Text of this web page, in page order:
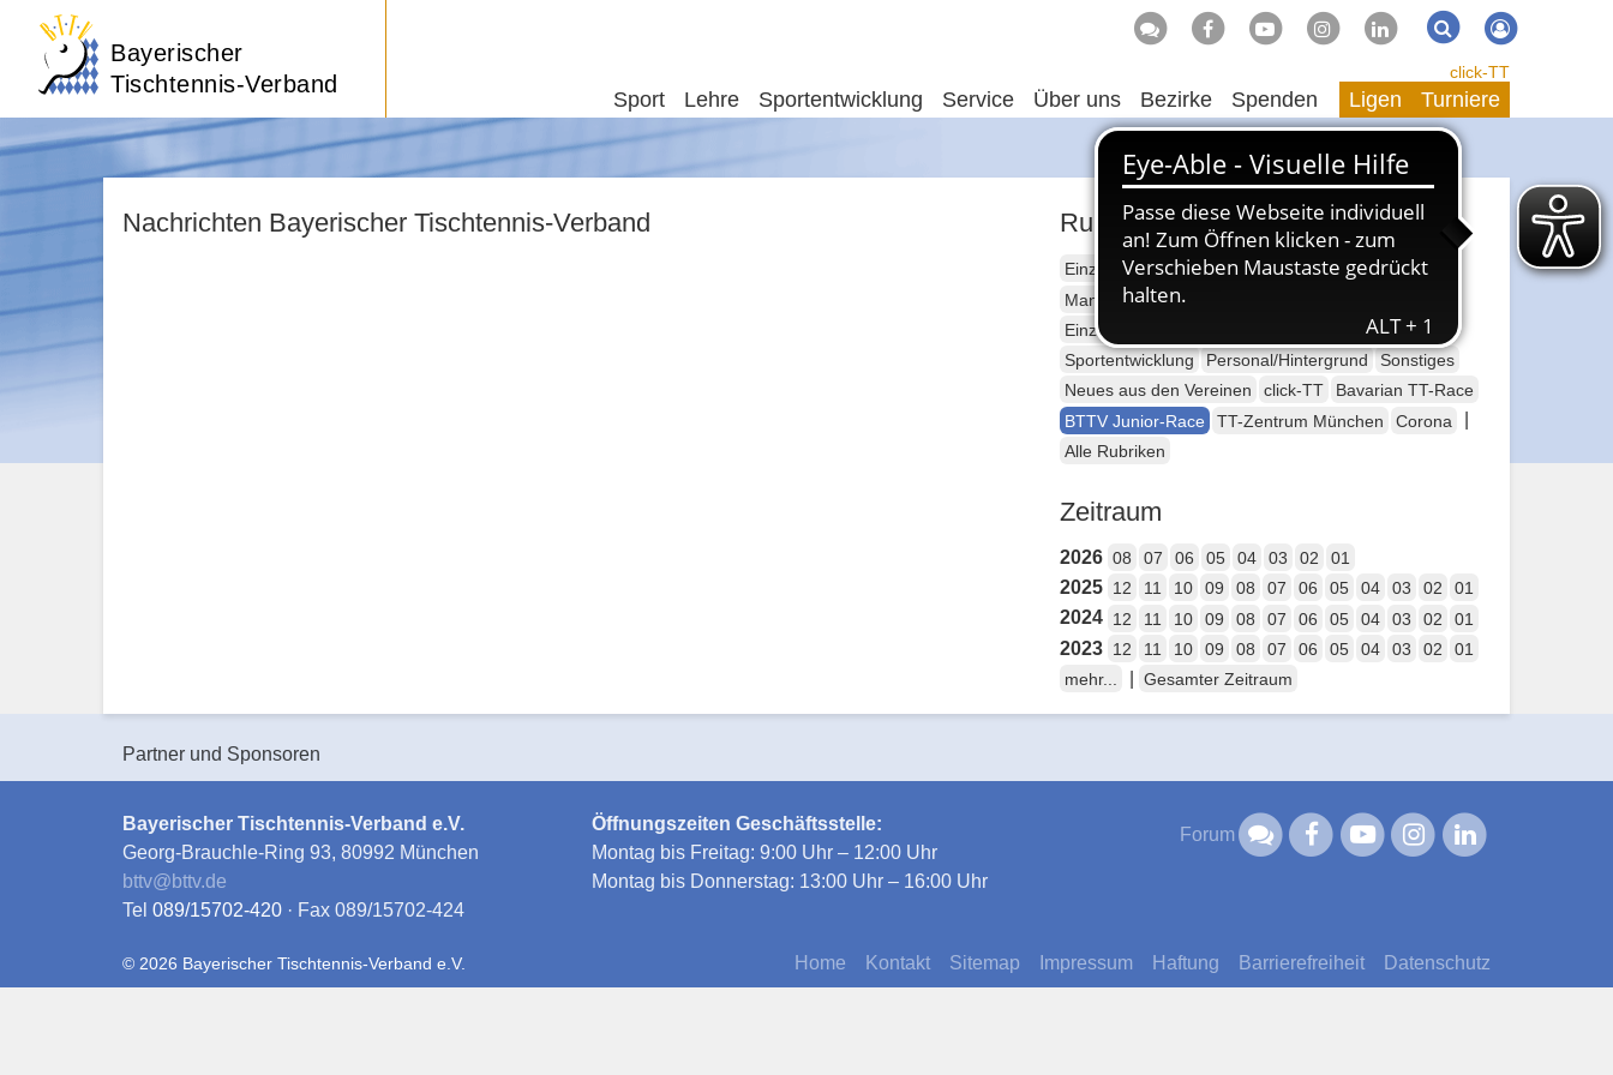
Bayerischer
Tischtennis-Verband
Suche Suchen
Sport Lehre Sportentwicklung Service Über uns Bezirke Spenden
click-TT
Ligen Turniere
Nachrichten Bayerischer Tischtennis-Verband Rubriken
Einzelsport Erwachsene
Mannschaftssport Erwachsene
Einzelsport Jugend
Mannschaftssport Jugend
Sportentwicklung
Personal/Hintergrund
Sonstiges
Neues aus den Vereinen
click-TT
Bavarian TT-Race
BTTV Junior-Race
TT-Zentrum München Corona
Alle Rubriken
Zeitraum
2026 08 07 06 05 04 03 02 01
2025 12 11 10 09 08 07 06 05 04 03 02 01
2024 12 11 10 09 08 07 06 05 04 03 02 01
2023 12 11 10 09 08 07 06 05 04 03 02
01
mehr...
Gesamter Zeitraum
Partner und Sponsoren
Bayerischer Tischtennis-Verband e.V.
Georg-Brauchle-Ring 93, 80992 München
bttv@bttv.de
Tel 089/15702-420 · Fax 089/15702-424
Öffnungszeiten Geschäftsstelle:
Montag bis Freitag: 9:00 Uhr – 12:00 Uhr
Montag bis Donnerstag: 13:00 Uhr – 16:00 Uhr
Forum
Home Kontakt Sitemap Impressum Haftung Barrierefreiheit Datenschutz
© 2026 Bayerischer Tischtennis-Verband e.V.